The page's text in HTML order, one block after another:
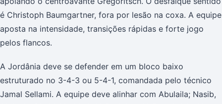
é Christoph Baumgartner, fora por lesão na coxa. A equipe
aposta na intensidade, transições rápidas e forte jogo
pelos flancos.
A Jordânia deve se defender em um bloco baixo
estruturado no 3-4-3 ou 5-4-1, comandada pelo técnico
Jamal Sellami. A equipe deve alinhar com Abulaila; Nasib,